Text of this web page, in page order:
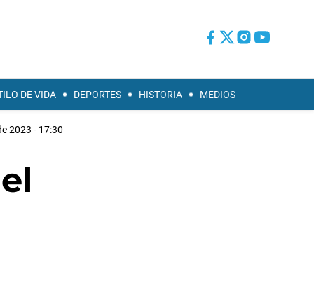
DE VIDA DEPORTES HISTORIA MEDIOS
2023 - 17:30